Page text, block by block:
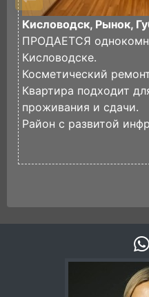
Кисловодск, Рынок,
ПРОДАЕТСЯ
Кисловодске.
Косметический
Квартира подходит
проживания и сдачи.
Район с развитой